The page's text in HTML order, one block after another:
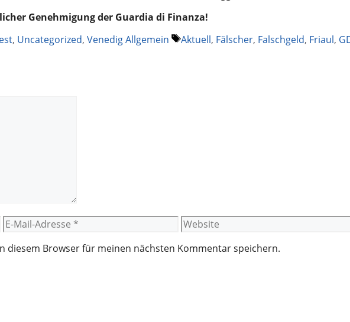
Genehmigung der Guardia di Finanza!
, Uncategorized, Venedig Allgemein Schlagwörter
Aktuell, Fälscher, Falschgeld, Friaul,
E-
Mail-
Adresse
Website
diesem Browser für meinen nächsten Kommentar speichern.